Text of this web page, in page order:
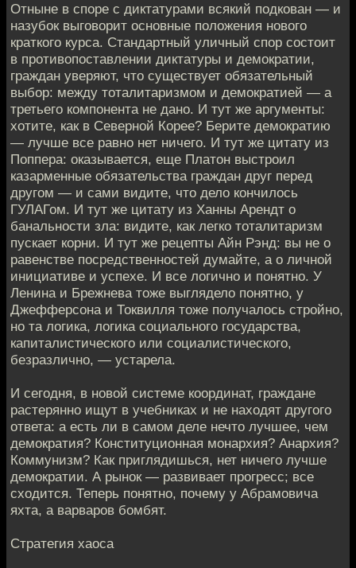
Отныне в споре с диктатурами всякий подкован — и
назубок выговорит основные положения нового
краткого курса. Стандартный уличный спор состоит
в противопоставлении диктатуры и демократии,
граждан уверяют, что существует обязательный
выбор: между тоталитаризмом и демократией — а
третьего компонента не дано. И тут же аргументы:
хотите, как в Северной Корее? Берите демократию
— лучше все равно нет ничего. И тут же цитату из
Поппера: оказывается, еще Платон выстроил
казарменные обязательства граждан друг перед
другом — и сами видите, что дело кончилось
ГУЛАГом. И тут же цитату из Ханны Арендт о
банальности зла: видите, как легко тоталитаризм
пускает корни. И тут же рецепты Айн Рэнд: вы не о
равенстве посредственностей думайте, а о личной
инициативе и успехе. И все логично и понятно. У
Ленина и Брежнева тоже выглядело понятно, у
Джефферсона и Токвилля тоже получалось стройно,
но та логика, логика социального государства,
капиталистического или социалистического,
безразлично, — устарела.
И сегодня, в новой системе координат, граждане
растерянно ищут в учебниках и не находят другого
ответа: а есть ли в самом деле нечто лучшее, чем
демократия? Конституционная монархия? Анархия?
Коммунизм? Как приглядишься, нет ничего лучше
демократии. А рынок — развивает прогресс; все
сходится. Теперь понятно, почему у Абрамовича
яхта, а варваров бомбят.
Стратегия хаоса